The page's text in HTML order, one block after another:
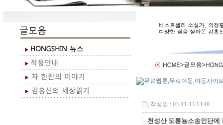
작성일 : 03-11-13 13:40
천성산 도롱뇽소송인단에